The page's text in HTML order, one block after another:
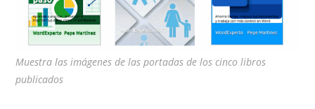
Muestra las imágenes de las portadas de los cinco libros
publicados